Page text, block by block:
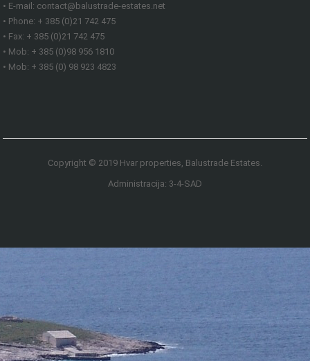
• E-mail: contact@balustrade-estates.net
• Phone: + 385 (0)21 742 475
• Fax: + 385 (0)21 742 475
• Mob: + 385 (0)98 956 1810
• Mob: + 385 (0) 98 923 4823
Copyright © 2019 Hvar properties, Balustrade Estates.
Administracija: 3-4-SAD